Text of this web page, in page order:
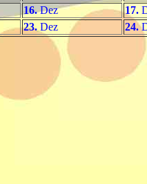
16.Dez 17.
23. Dez 24.